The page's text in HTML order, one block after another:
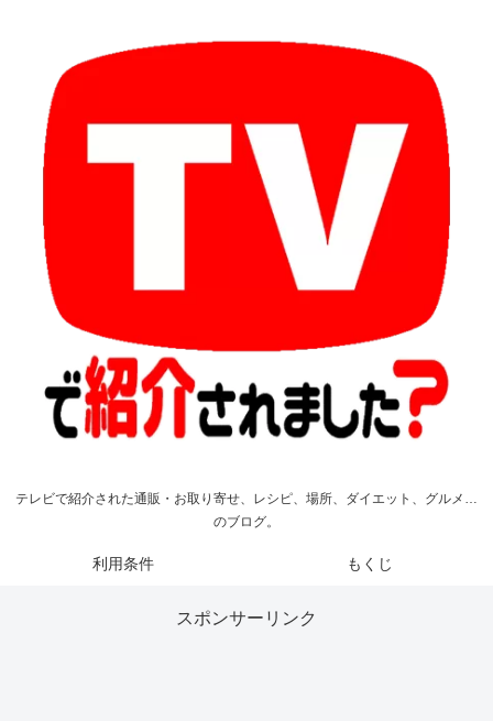
テレビで紹介された通販・お取り寄せ、レシピ、場所、ダイエット、グルメ…
のブログ。
利用条件 もくじ
スポンサーリンク